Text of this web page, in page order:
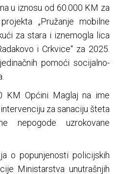
u iznosu od 60.000 KM za
„Pružanje mobilne
za stara i iznemogla lica
i Crkvice“ za 2025.
pomoći socijalno-
KM Općini Maglaj na ime
za sanaciju šteta
nepogode uzrokovane
o popunjenosti policijskih
Ministarstva unutrašnjih